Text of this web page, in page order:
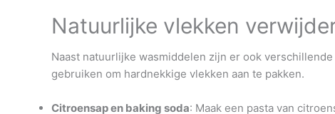
Natuurlijke vlekken
Naast natuurlijke wasmiddelen zijn er ook
gebruiken om hardnekkige vlekken aan te pakken.
Citroensap en baking soda: Maak een pasta van